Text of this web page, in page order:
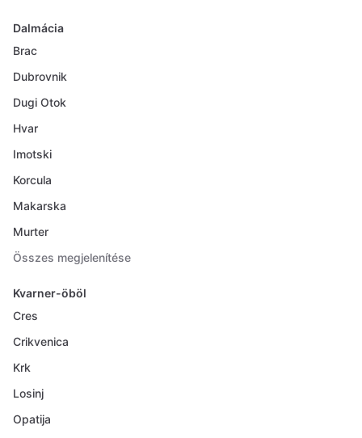
Dalmácia
Brac
Dubrovnik
Dugi Otok
Hvar
Imotski
Korcula
Makarska
Murter
Összes megjelenítése
Kvarner-öböl
Cres
Crikvenica
Krk
Losinj
Opatija